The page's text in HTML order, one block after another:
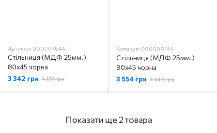
Артикул: 000007644
Стільниця (МДФ 25мм.)
80х45 чорна
3 342 грн 4 177 грн
Артикул: 000008144
Стільниця (МДФ 25мм.)
90х45 чорна
3 554 грн 4 443 грн
Показати ще 2 товара